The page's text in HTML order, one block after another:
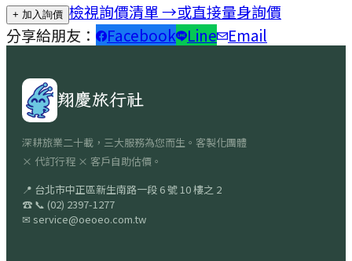
+ 加入詢價 檢視詢價清單 →或直接量身詢價
分享給朋友：
Facebook Line Email
翔慶旅行社
深耕旅業二十載，三大服務為您而生。客製化團體
× 代訂行程 × 客戶自助估價。
📍 台北市中正區新生南路一段 6 號 10 樓之 2
☎ 📞 (02) 2397-1277
✉ service@oeoeo.com.tw